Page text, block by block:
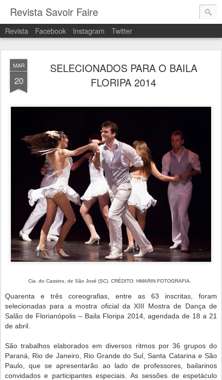
Revista Savoir Faire
Revista Facebook Instagram Twitter
MAR
20
SELECIONADOS PARA O BAILA
FLORIPA 2014
Cia. do Cassino, de São José (SC). CRÉDITO: HMARIN FOTOGRAFIA.
Quarenta e três coreografias, entre as 63 inscritas, foram
selecionadas para a mostra oficial da XIII Mostra de Dança de
Salão de Florianópolis – Baila Floripa 2014, agendada de 18 a 21
de abril.
São trabalhos elaborados em diversos ritmos por 36 grupos do
Paraná, Rio de Janeiro, Rio Grande do Sul, Santa Catarina e São
Paulo, que se apresentarão ao lado de professores, bailarinos
convidados e participantes especiais. As sessões de espetáculo